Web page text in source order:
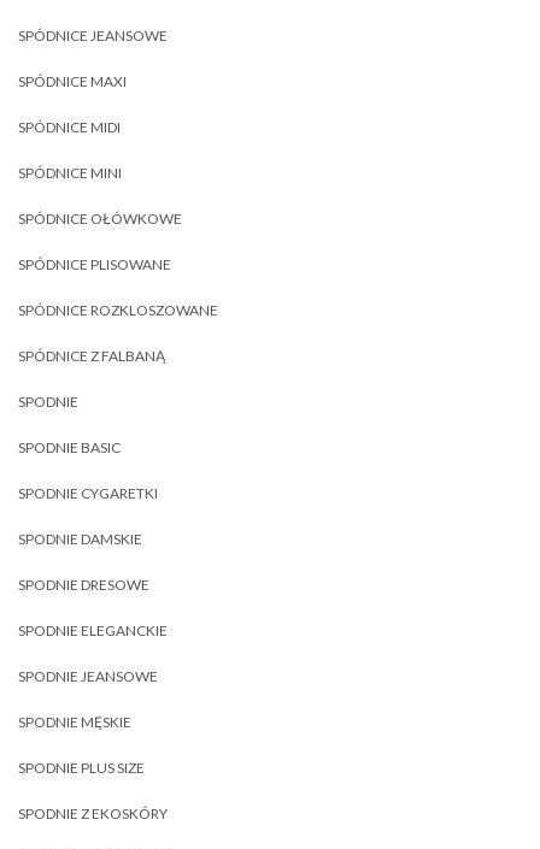
SPÓDNICE JEANSOWE
SPÓDNICE MAXI
SPÓDNICE MIDI
SPÓDNICE MINI
SPÓDNICE OŁÓWKOWE
SPÓDNICE PLISOWANE
SPÓDNICE ROZKLOSZOWANE
SPÓDNICE Z FALBANĄ
SPODNIE
SPODNIE BASIC
SPODNIE CYGARETKI
SPODNIE DAMSKIE
SPODNIE DRESOWE
SPODNIE ELEGANCKIE
SPODNIE JEANSOWE
SPODNIE MĘSKIE
SPODNIE PLUS SIZE
SPODNIE Z EKOSKÓRY